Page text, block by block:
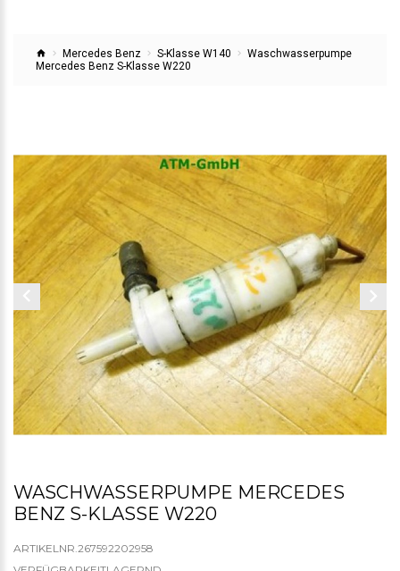
Mercedes Benz S-Klasse W140
Waschwasserpumpe
Mercedes Benz S-Klasse W220
WASCHWASSERPUMPE MERCEDES
BENZ S-KLASSE W220
ARTIKELNR.267592202958